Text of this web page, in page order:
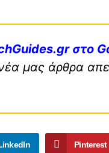
στο
μας άρθρα
Pinterest